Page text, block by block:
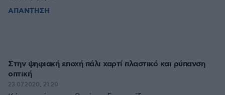
ΑΠΑΝΤΗΣΗ
Στην ψηφιακή εποχή πάλι χαρτί πλαστικό και ρύπανση
οπτική
23.07.2020, 21:20